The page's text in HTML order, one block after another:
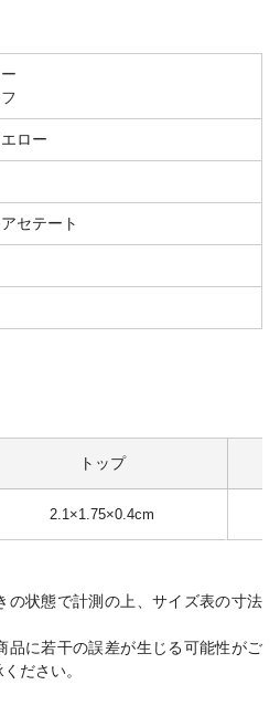
ロー
セテート
トップ
2.1×1.75×0.4cm
状態で計測の上、サイズ表の寸法
に若干の誤差が生じる可能性がご
ださい。